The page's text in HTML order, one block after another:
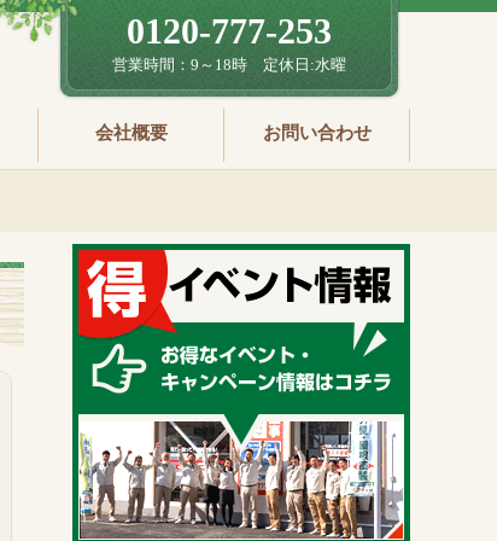
0120-777-253
営業時間：9～18時 定休日:水曜
会社概要 お問い合わせ